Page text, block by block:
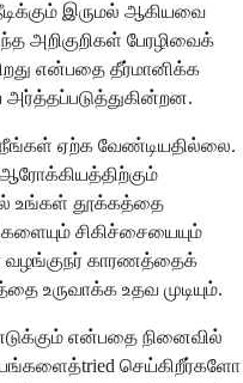
இருமல் ஆகியவை
அறிகுறிகள் பேரழிவைக்
என்பதை தீர்மானிக்க
ஏற்க வேண்டியதில்லை.
உங்கள் தூக்கத்தை
சிகிச்சையையும்
வழங்குநர் காரணத்தைக்
உருவாக்க உதவ முடியும்.
என்பதை நினைவில்
செய்கிறீர்களோ